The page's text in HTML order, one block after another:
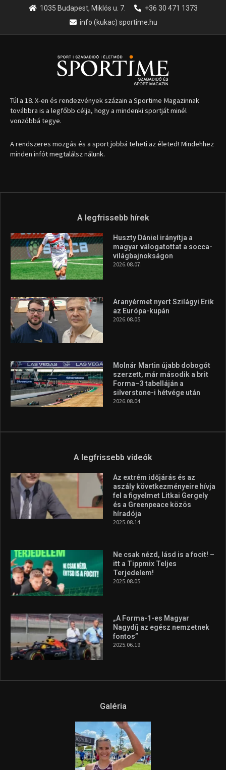
1035 Budapest, Miklós u. 7.
+36 30 471 1373
info (kukac) sportime.hu
Túl a 18. X-en és rendezvények százain a Sportime Magazinnak
továbbra is a legfőbb célja, hogy a mindenki sportját minél
vonzóbbá tegye.
A rendszeres mozgás és a sport jobbá teheti az életed! Mindehhez
minden infót megtalálsz nálunk.
A legfrissebb hírek
Huszty Dániel irányítja a
magyar válogatottat a socca-
világbajnokságon
2026.08.07.
Aranyérmet nyert Szilágyi Erik
az Európa-kupán
2026.08.05.
Molnár Martin újabb dobogót
szerzett, már második a brit
Forma–3 tabelláján a
silverstone-i hétvége után
2026.08.04.
A legfrissebb videók
Az extrém időjárás és az
aszály következményeire hívja
fel a figyelmet Litkai Gergely
és a Greenpeace közös
híradója
2025.08.14.
Ne csak nézd, lásd is a focit! –
itt a Tippmix Teljes
Terjedelem!
2025.08.05.
„A Forma-1-es Magyar
Nagydíj az egész nemzetnek
fontos”
2025.06.19.
Galéria